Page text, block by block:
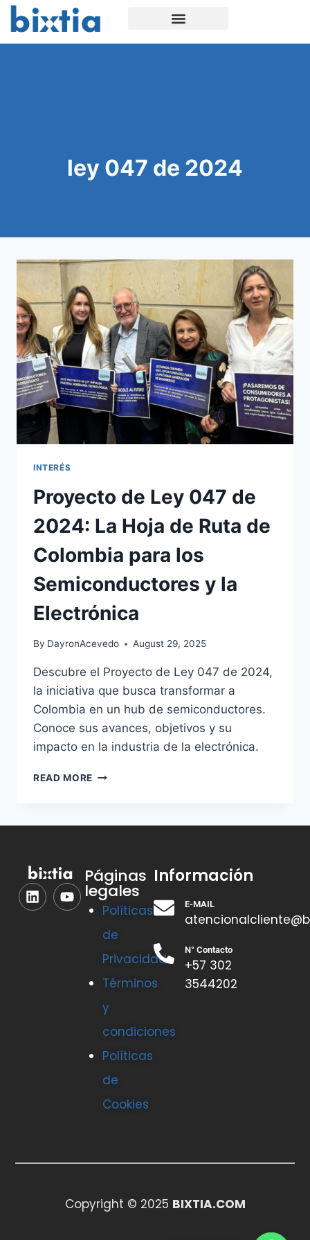
ley 047 de 2024
INTERÉS
Proyecto de Ley 047 de
2024: La Hoja de Ruta de
Colombia para los
Semiconductores y la
Electrónica
By DayronAcevedo August 29, 2025
Descubre el Proyecto de Ley 047 de 2024,
la iniciativa que busca transformar a
Colombia en un hub de semiconductores.
Conoce sus avances, objetivos y su
impacto en la industria de la electrónica.
READ MORE
Páginas
legales
Políticas
de
Privacidad
Términos
y
condiciones
Políticas
de
Cookies
Información
E-MAIL
N° Contacto
+57 302
3544202
Copyright © 2025 BIXTIA.COM